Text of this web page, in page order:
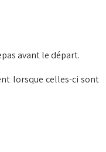
avant le départ.
lorsque celles-ci sont